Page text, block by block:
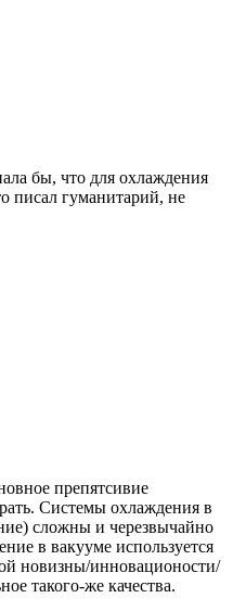
бы, что для охлаждения
писал гуманитарий, не
препятсивие
Системы охлаждения в
сложны и черезвычайно
в вакууме используется
новизны/инновационости/
такого-же качества.